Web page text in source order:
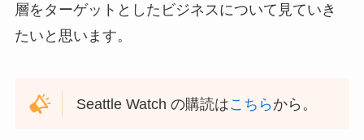
層をターゲットとしたビジネスについて見ていき
たいと思います。
Seattle Watch の購読はこちら から。